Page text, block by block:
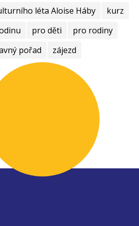
léta Aloise Háby
kurz
pro děti
pro rodiny
pořad zájezd